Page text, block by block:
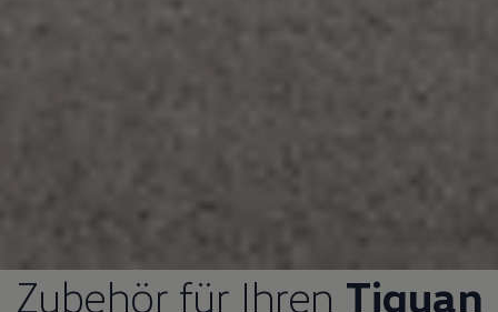
Zubehörfür Ihren Tiguan